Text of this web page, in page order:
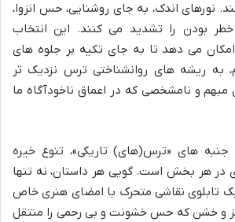
نورهای اندک، به جای روشنایی، حس انزوا،
بودن را تشدید می کنند. این انتخاب
امکان می دهد تا به جای تکیه بر جلوه های
به ریشه های روانشناختی ترس نزدیک تر
و نامشخصی که در اعماق ناخودآگاه ما
جنبه های «ترس(های) تاریکی»، تنوع خیره
در هر بخش است. گویی هر داستان، نه تنها
تابلوی نقاشی متحرک با امضای هنری خاص
و خشن که حس خشونت و بی رحمی را منتقل